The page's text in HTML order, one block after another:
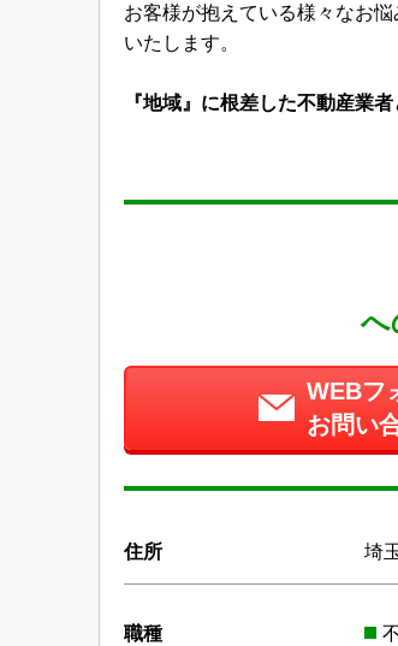
お客様が抱えている様々なお
いたします。
『地域』に根差した不動産業
へ
WEBフ
お問い
住所 埼
職種